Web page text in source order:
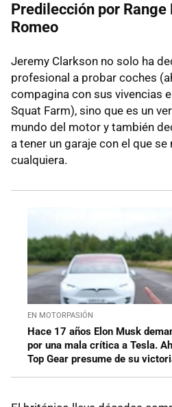
Predilección por Range
Romeo
Jeremy Clarkson no solo ha
profesional a probar coches
compagina con sus vivencias
Squat Farm), sino que es un
mundo del motor y también
a tener un garaje con el que
cualquiera.
EN MOTORPASIÓN
Hace 17 años Elon Musk
por una mala crítica a Tesla.
Top Gear presume de su